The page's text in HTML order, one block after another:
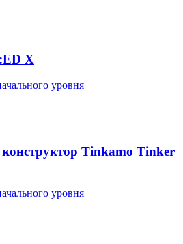
X
уровня
конструктор Tinkamo Tinker
уровня